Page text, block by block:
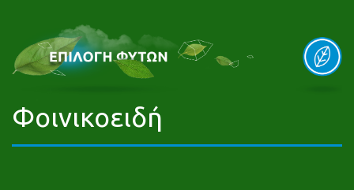
Φοινικοειδή